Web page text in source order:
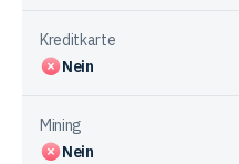
Kreditkarte
Nein
Mining
Nein